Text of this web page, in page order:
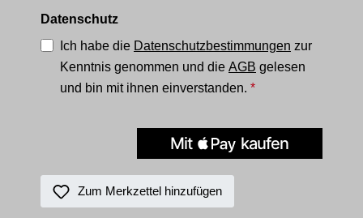
Datenschutz
Ich habe die Datenschutzbestimmungen zur
Kenntnis genommen und die AGB gelesen
und bin mit ihnen einverstanden. *
Zum Merkzettel hinzufügen